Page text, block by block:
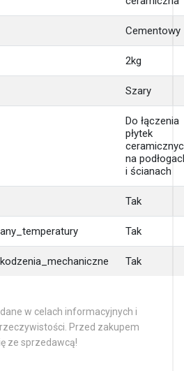
Cementowy
2kg
Szary
Do łączenia
płytek
na
i ścianach
Tak
Tak
Tak
w celach informacyjnych i
Przed zakupem
ze sprzedawcą!